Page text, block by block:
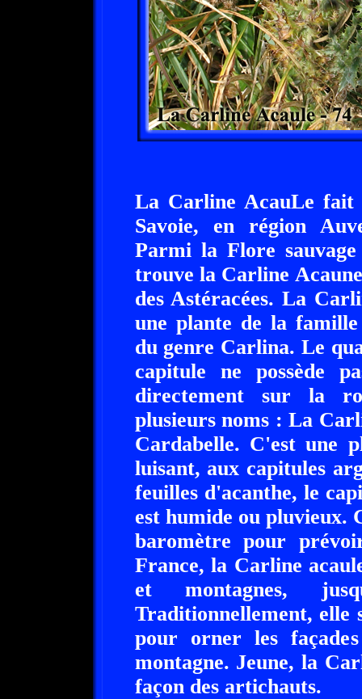
La Carline AcauLe
Savoie, en région
Parmi la Flore sauvage
trouve la Carline
des Astéracées. La
une plante de la famille
du genre Carlina. Le
capitule ne possède
directement sur la
plusieurs noms : La
Cardabelle. C'est une
luisant, aux capitules
feuilles d'acanthe, le
est humide ou pluvieux.
baromètre pour
France, la Carline
et montagnes,
Traditionnellement, elle
pour orner les
montagne. Jeune, la
façon des artichauts.